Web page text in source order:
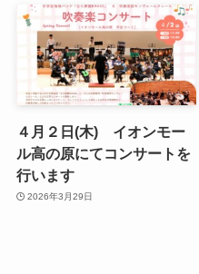
４月２日(木) イオンモー
ル高の原にてコンサートを
行います
2026年3月29日